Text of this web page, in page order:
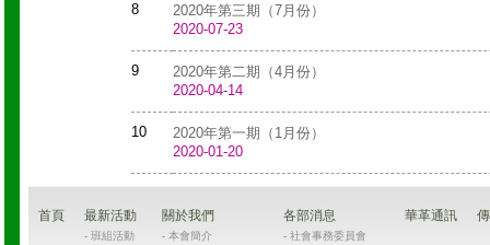
8
2020年第三期（7月份）
2020-07-23
9
2020年第二期（4月份）
2020-04-14
10
2020年第一期（1月份）
2020-01-20
首頁 最新活動
- 班組活動
關於我們
- 本會簡介
各部消息
- 社會事務委員會
華革通訊